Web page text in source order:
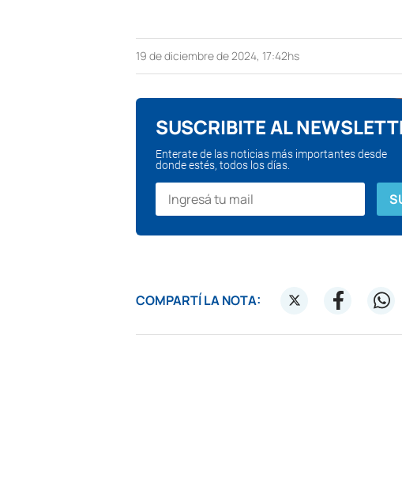
19 de diciembre de 2024, 17:42hs
SUSCRIBITE AL
Enterate de las noticias más importantes desde
donde estés, todos los días.
COMPARTÍ LA NOTA: